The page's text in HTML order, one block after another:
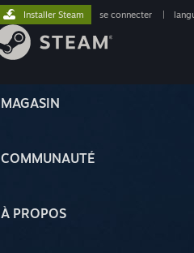
MAGASIN
COMMUNAUTÉ
À PROPOS
Installer Steam se connecter